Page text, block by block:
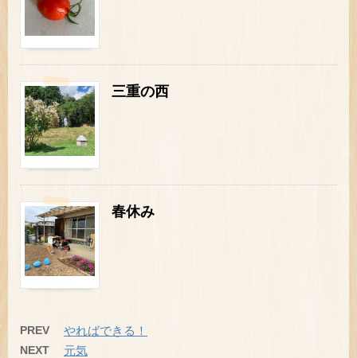
三重の西
春休み
PREV やればできる！
NEXT 元気